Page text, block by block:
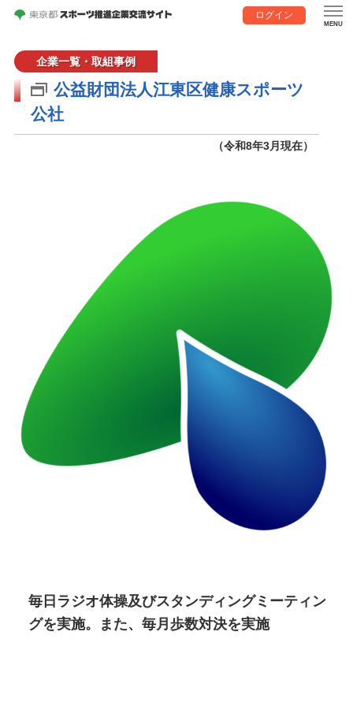
ログイン
企業一覧・取組事例
公益財団法人江東区健康スポーツ
公社
（令和8年3月現在）
毎日ラジオ体操及びスタンディングミーティン
グを実施。また、毎月歩数対決を実施